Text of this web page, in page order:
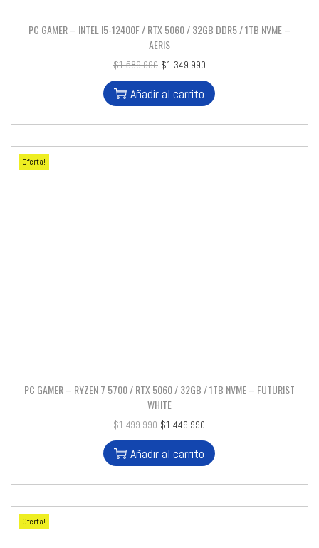
PC GAMER – INTEL I5-12400F / RTX 5060 / 32GB DDR5 / 1TB NVME –
AERIS
$1.589.990 $1.349.990
Añadir al carrito
Oferta!
PC GAMER – RYZEN 7 5700 / RTX 5060 / 32GB / 1TB NVME – FUTURIST
WHITE
$1.499.990 $1.449.990
Añadir al carrito
Oferta!